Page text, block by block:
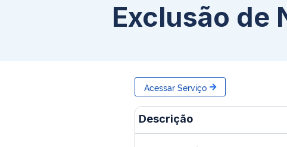
Exclusão de
Acessar Serviço
Descrição